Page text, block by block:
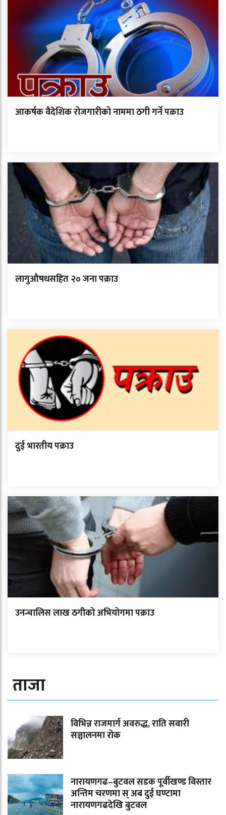
आकर्षक वैदेशिक रोजगारीको नाममा ठगी गर्ने पक्राउ
लागुऔषधसहित २० जना पक्राउ
दुई भारतीय पक्राउ
उनन्चालिस लाख ठगीको अभियोगमा पक्राउ
ताजा
विभिन्न राजमार्ग अवरुद्ध, राति सवारी
सञ्चालनमा रोक
नारायणगढ–बुटवल सडक पूर्वीखण्ड विस्तार
अन्तिम चरणमा स् अब दुई घण्टामा
नारायणगढदेखि बुटवल